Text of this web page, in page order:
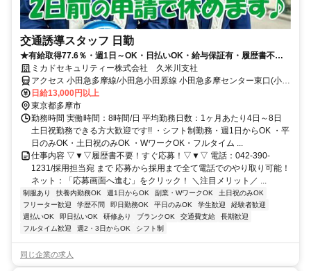
交通誘導スタッフ 日勤
★有給取得77.6％・週1日～OK・日払いOK・給与保証有・履歴書不要
★ ミカドセキュリティー株式会社 久米川支社
アクセス 小田急多摩線/小田急小田原線 小田急多摩センター東口(小田
急)徒歩約5分、京王相模原線 京王多摩センター東口(京王)徒歩約5
分、多摩都市モノレール線 多摩センター出口2徒歩約7分
日給13,000円以上
東京都多摩市
勤務時間 実働時間：8時間/日 平均勤務日数：1ヶ月あたり4日～8日
土日祝勤務できる方大歓迎です!! ・シフト制勤務・週1日からOK ・平
日のみOK・土日祝のみOK ・WワークOK・フルタイム ...
仕事内容 ▽▼▽履歴書不要！すぐ応募！▽▼▽ 電話：042-390-
1231/採用担当宛 まで 応募から採用まで全て電話でのやり取り可能！
ネット：「応募画面へ進む」をクリック！ ＼注目メリット／ ...
制服あり 扶養内勤務OK 週1日からOK 副業・WワークOK
土日祝のみOK
フリーター歓迎
学歴不問 即日勤務OK 平日のみOK 学生歓迎
経験者歓迎
週払いOK
即日払いOK 研修あり ブランクOK 交通費支給
長期歓迎
フルタイム歓迎
週2・3日からOK シフト制
同じ企業の求人